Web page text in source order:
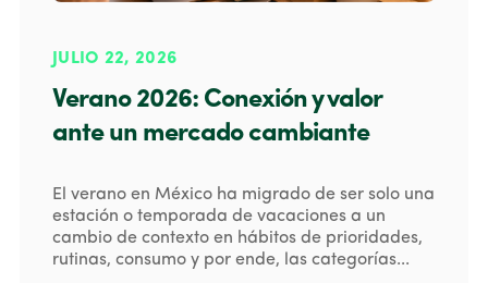
JULIO 22, 2026
Verano 2026: Conexión y valor
ante un mercado cambiante
El verano en México ha migrado de ser solo una
estación o temporada de vacaciones a un
cambio de contexto en hábitos de prioridades,
rutinas, consumo y por ende, las categorías...